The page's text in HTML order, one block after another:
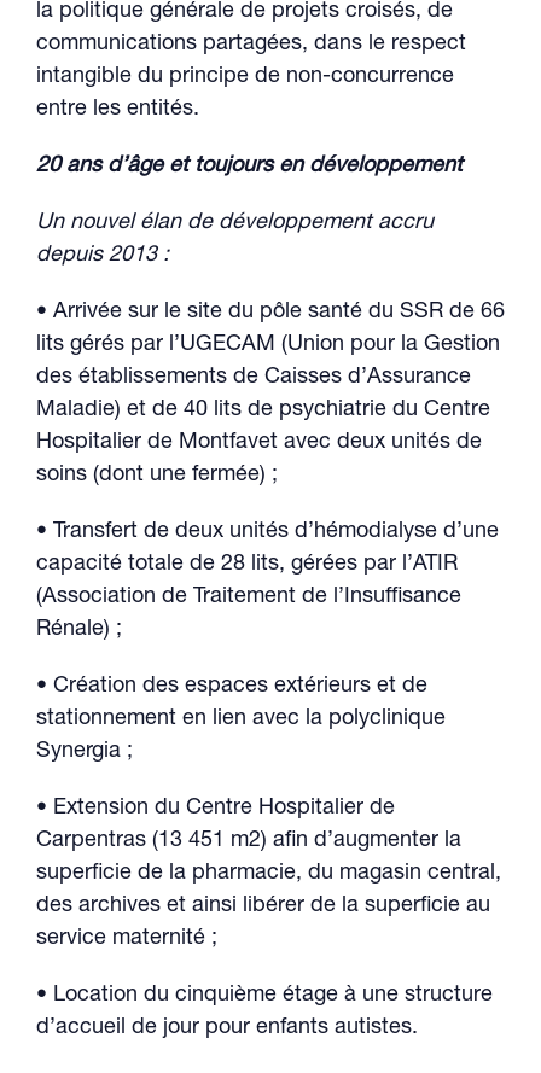
la politique générale de projets croisés, de
communications partagées, dans le respect
intangible du principe de non-concurrence
entre les entités.
20 ans d’âge et toujours en développement
Un nouvel élan de développement accru
depuis 2013 :
• Arrivée sur le site du pôle santé du SSR de 66
lits gérés par l’UGECAM (Union pour la Gestion
des établissements de Caisses d’Assurance
Maladie) et de 40 lits de psychiatrie du Centre
Hospitalier de Montfavet avec deux unités de
soins (dont une fermée) ;
• Transfert de deux unités d’hémodialyse d’une
capacité totale de 28 lits, gérées par l’ATIR
(Association de Traitement de l’Insuffisance
Rénale) ;
• Création des espaces extérieurs et de
stationnement en lien avec la polyclinique
Synergia ;
• Extension du Centre Hospitalier de
Carpentras (13 451 m2) afin d’augmenter la
superficie de la pharmacie, du magasin central,
des archives et ainsi libérer de la superficie au
service maternité ;
• Location du cinquième étage à une structure
d’accueil de jour pour enfants autistes.